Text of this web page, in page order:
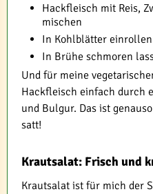
Hackfleisch mit Reis,
mischen
In Kohlblätter einrollen
In Brühe schmoren
Und für meine
Hackfleisch einfach durch
und Bulgur. Das ist
satt!
Krautsalat: Frisch und
Krautsalat ist für mich der